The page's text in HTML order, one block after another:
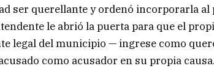
ser querellante y ordenó incorporarla al
le abrió la puerta para que el
legal del municipio — ingrese como
como acusador en su propia causa.